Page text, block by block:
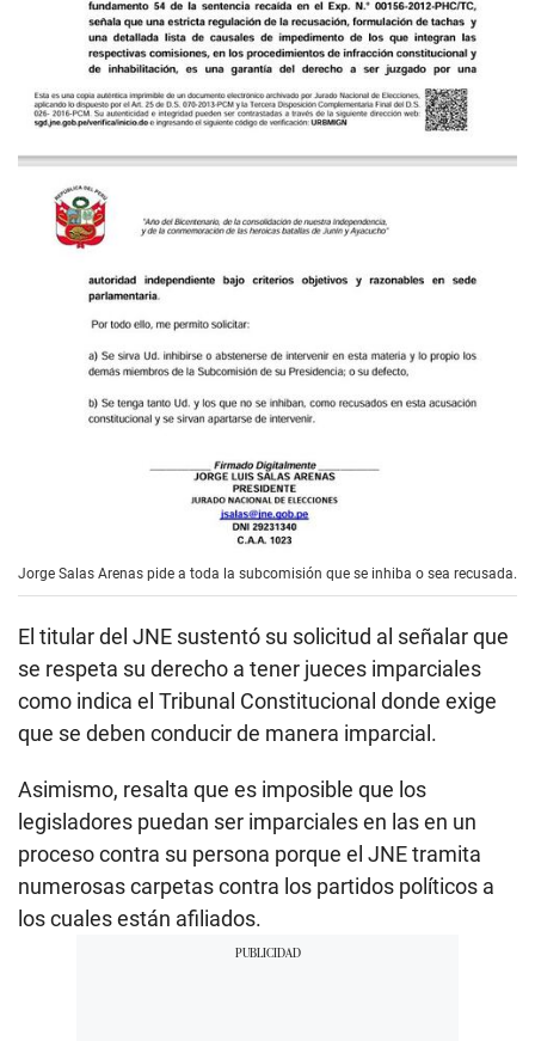
Jorge Salas Arenas pide a toda la subcomisión que se inhiba o sea recusada.
El titular del JNE sustentó su solicitud al señalar que
se respeta su derecho a tener jueces imparciales
como indica el Tribunal Constitucional donde exige
que se deben conducir de manera imparcial.
Asimismo, resalta que es imposible que los
legisladores puedan ser imparciales en las en un
proceso contra su persona porque el JNE tramita
numerosas carpetas contra los partidos políticos a
los cuales están afiliados.